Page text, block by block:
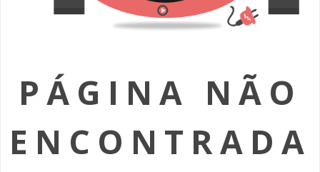
SOMOS TODOS EUROPEUS
AMADORA LIGA À RESILIÊNCIA
(RE) PENSAMENTOS
PÁGINA NÃO
ENCONTRADA